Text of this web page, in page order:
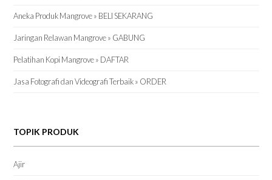
Aneka Produk Mangrove » BELI SEKARANG
Jaringan Relawan Mangrove » GABUNG
Pelatihan Kopi Mangrove » DAFTAR
Jasa Fotografi dan Videografi Terbaik » ORDER
TOPIK PRODUK
Ajir